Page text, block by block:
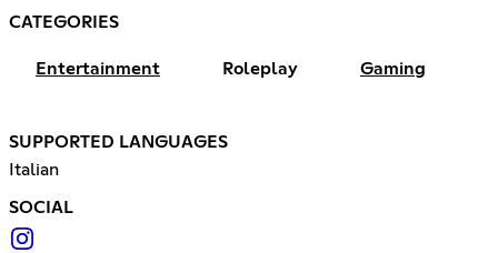
CATEGORIES
Entertainment Roleplay Gaming
SUPPORTED LANGUAGES
Italian
SOCIAL